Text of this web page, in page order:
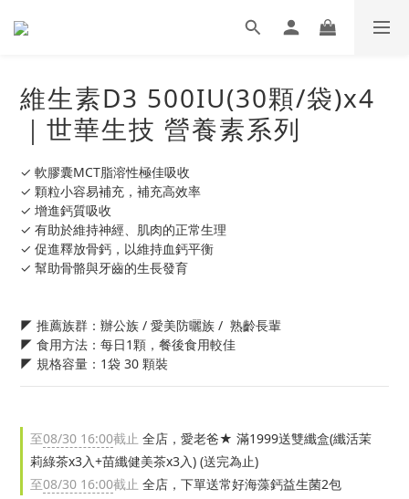
維生素D3 500IU(30顆/袋)x4
｜世華生技 營養素系列
✓ 軟膠囊MCT脂溶性極佳吸收
✓ 顆粒小容易補充，補充高效率
✓ 增進鈣質吸收
✓ 有助於維持神經、肌肉的正常生理
✓ 促進釋放骨鈣，以維持血鈣平衡
✓ 幫助骨骼與牙齒的生長發育
◤ 推薦族群：辦公族 / 愛美防曬族 /  熟齡長輩
◤ 食⽤方法：每⽇1顆，餐後食⽤較佳
◤ 規格容量：1袋 30 顆裝
至08/30 16:00截止 全店，愛老爸★ 滿1999送雙纖盒(纖活茉
莉綠茶x3入+苗纖健美茶x3入) (送完為止)
至08/30 16:00截止 全店，下單送常好海藻鈣益生菌2包